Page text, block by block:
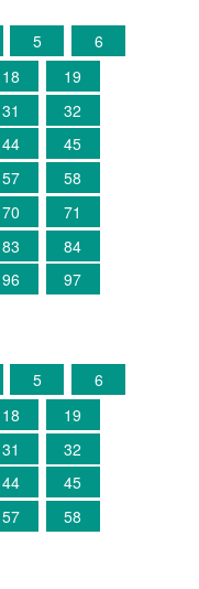
5
6
18
19
31
32
44
45
57
58
70
71
83
84
96
97
5
6
18
19
31
32
44
45
57
58